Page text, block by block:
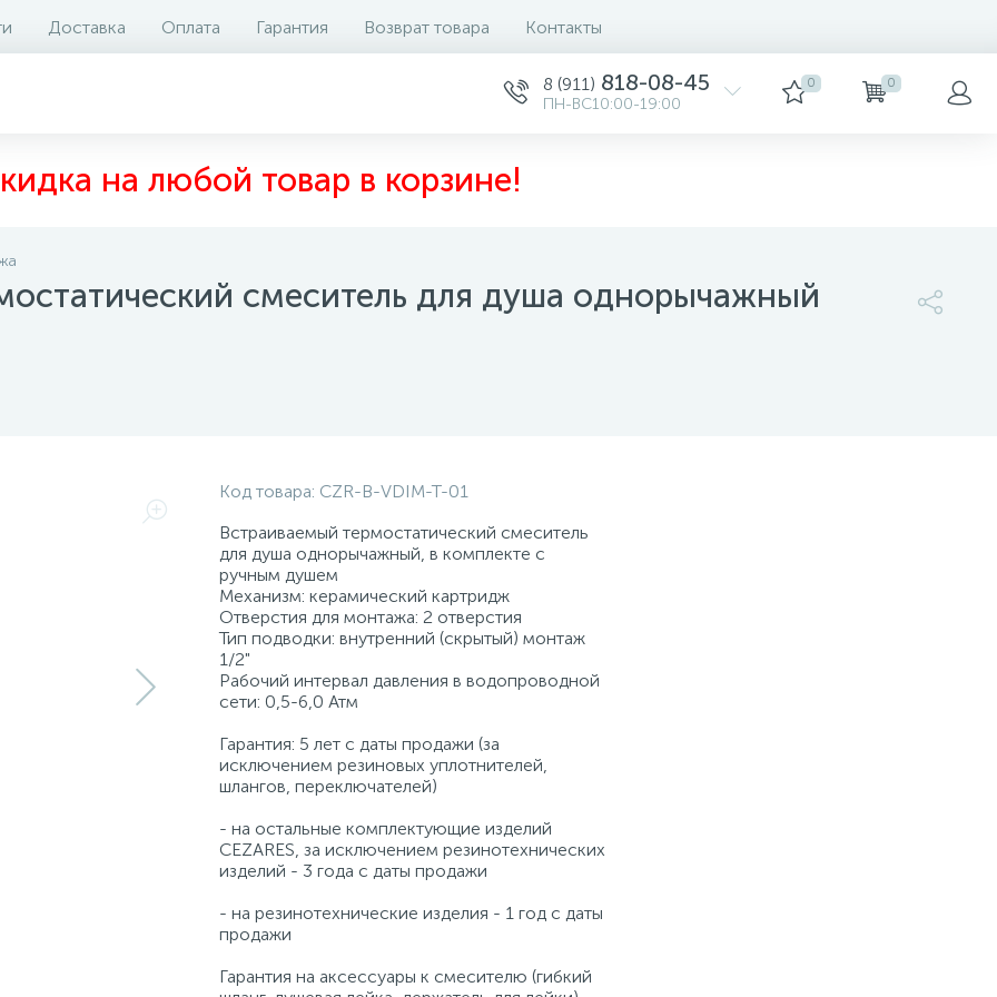
Доставка Оплата Гарантия Возврат товара Контакты
8 (911) 818-08-45
ПН-ВС10:00-19:00
0 0
на любой товар в корзине!
смеситель для душа однорычажный
на складе Отзывы 0
Код товара: CZR-B-VDIM-T-01
Встраиваемый термостатический смеситель
для душа однорычажный, в комплекте с
ручным душем
Механизм: керамический картридж
Отверстия для монтажа: 2 отверстия
Тип подводки: внутренний (скрытый) монтаж
1/2"
Рабочий интервал давления в водопроводной
сети: 0,5-6,0 Атм
Гарантия: 5 лет с даты продажи (за
исключением резиновых уплотнителей,
шлангов, переключателей)
- на остальные комплектующие изделий
CEZARES, за исключением резинотехнических
изделий - 3 года с даты продажи
- на резинотехнические изделия - 1 год с даты
продажи
Гарантия на аксессуары к смесителю (гибкий